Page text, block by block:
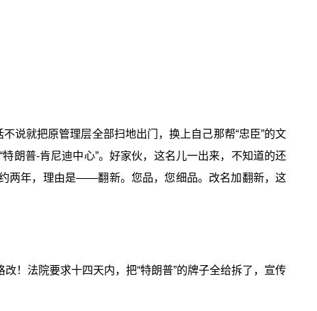
说就把原管理层全部扫地出门，换上自己那帮“忠臣”的文
朗普-肯尼迪中心”。好家伙，这名儿一出来，不知道的还
两年，理由是——翻新。您品，您细品。改名加翻新，这
！法院要求十四天内，把“特朗普”的牌子全给拆了，宣传